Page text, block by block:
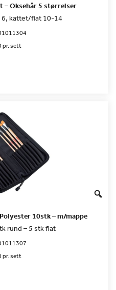
– Oksehår 5 størrelser
6, kattet/flat 10-14
pr. sett
10stk – m/mappe
rund – 5 stk flat
pr. sett